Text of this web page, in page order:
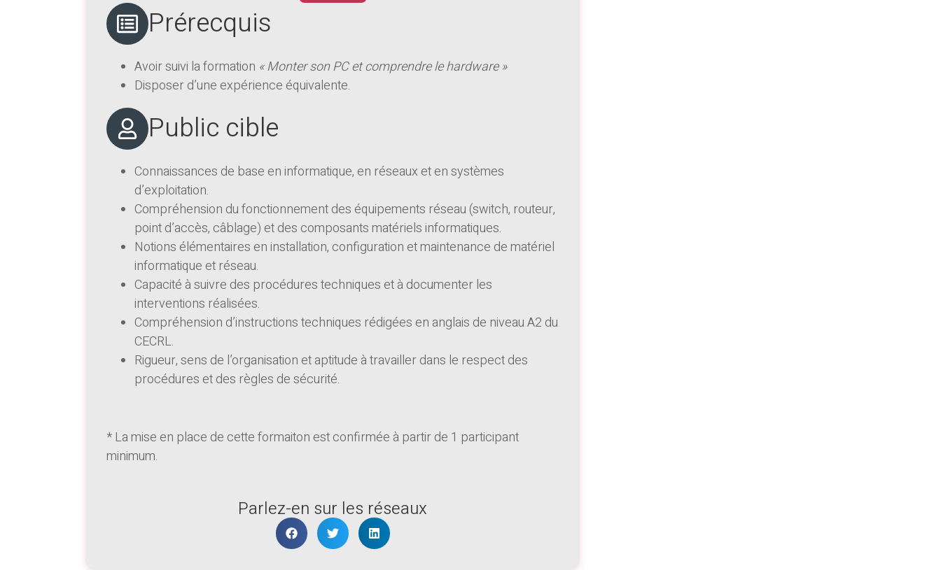
Prérecquis
Avoir suivi la formation « Monter son PC et comprendre le hardware »
Disposer d’une expérience équivalente.
Public cible
Connaissances de base en informatique, en réseaux et en systèmes
d’exploitation.
Compréhension du fonctionnement des équipements réseau (switch, routeur,
point d’accès, câblage) et des composants matériels informatiques.
Notions élémentaires en installation, configuration et maintenance de matériel
informatique et réseau.
Capacité à suivre des procédures techniques et à documenter les
interventions réalisées.
Compréhension d’instructions techniques rédigées en anglais de niveau A2 du
CECRL.
Rigueur, sens de l’organisation et aptitude à travailler dans le respect des
procédures et des règles de sécurité.
* La mise en place de cette formaiton est confirmée à partir de 1 participant
minimum.
Parlez-en sur les réseaux